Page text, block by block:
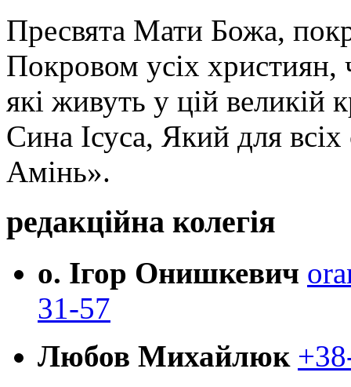
Пресвята Мати Божа,
Покровом усіх християн,
які живуть у цій великій
Сина Ісуса, Який для
Амінь».
редакційна колегія
о. Ігор Онишкевич
31-57
Любов Михайлюк